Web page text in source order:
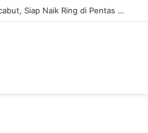
Sanksi Joseph Parker Dicabut, Siap Naik Ring di Pentas Tyson Fury Vs Anthony Joshua